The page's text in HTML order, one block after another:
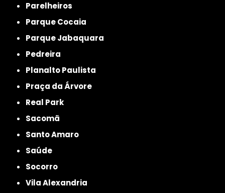
Parelheiros
Parque Cocaia
Parque Jabaquara
Pedreira
Planalto Paulista
Praça da Árvore
Real Park
Sacomã
Santo Amaro
Saúde
Socorro
Vila Alexandria